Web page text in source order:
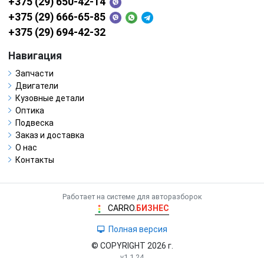
+375 (29) 666-65-85
+375 (29) 694-42-32
Навигация
Запчасти
Двигатели
Кузовные детали
Оптика
Подвеска
Заказ и доставка
О нас
Контакты
Работает на системе для авторазборок
CARRO. БИЗНЕС
Полная версия
© COPYRIGHT 2026 г.